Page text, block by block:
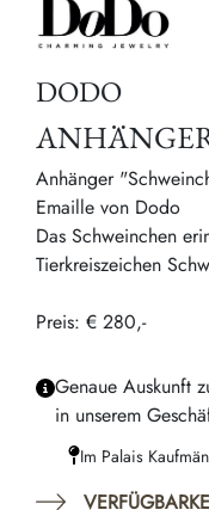
DODO
Anhänger
Emaille von Dodo
Das Schweinchen
Tierkreiszeichen
Preis: € 280,-
Genaue Auskunft
in unserem
Im Palais